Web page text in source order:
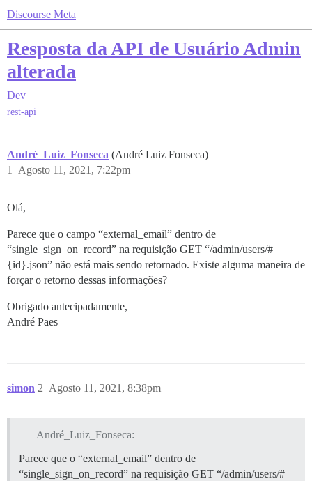
Discourse Meta
Resposta da API de Usuário Admin
alterada
Dev
rest-api
André_Luiz_Fonseca (André Luiz Fonseca)
Agosto 11, 2021, 7:22pm
1
Olá,
Parece que o campo “external_email” dentro de
“single_sign_on_record” na requisição GET “/admin/users/#
{id}.json” não está mais sendo retornado. Existe alguma maneira de
forçar o retorno dessas informações?
Obrigado antecipadamente,
André Paes
simon Agosto 11, 2021, 8:38pm
2
André_Luiz_Fonseca:
Parece que o “external_email” dentro de
“single_sign_on_record” na requisição GET “/admin/users/#